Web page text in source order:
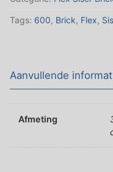
Tags: 600, Brick, Flex,
Aanvullende
Afmeting